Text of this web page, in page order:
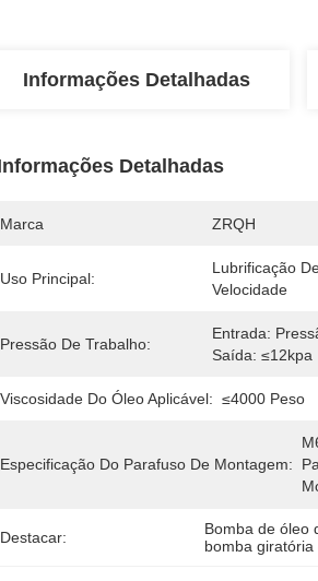
Informações Detalhadas
Detalhadas
Marca ZRQH
Uso Principal:
Lubrificação
Velocidade
Pressão De Trabalho:
Entrada:
Saída: ≤12kpa
Viscosidade Do Óleo Aplicável: ≤4000 Peso
Especificação Do Parafuso De Montagem:
Destacar: Bomba de óleo
bomba